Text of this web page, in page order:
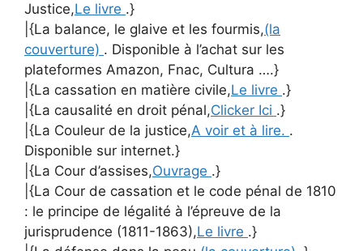
Justice,Le livre .}
|{La balance, le glaive et les fourmis,(la
couverture) . Disponible à l’achat sur les
plateformes Amazon, Fnac, Cultura ….}
|{La cassation en matière civile,Le livre .}
|{La causalité en droit pénal,Clicker Ici .}
|{La Couleur de la justice,A voir et à lire. .
Disponible sur internet.}
|{La Cour d’assises,Ouvrage .}
|{La Cour de cassation et le code pénal de 1810
: le principe de légalité à l’épreuve de la
jurisprudence (1811-1863),Le livre .}